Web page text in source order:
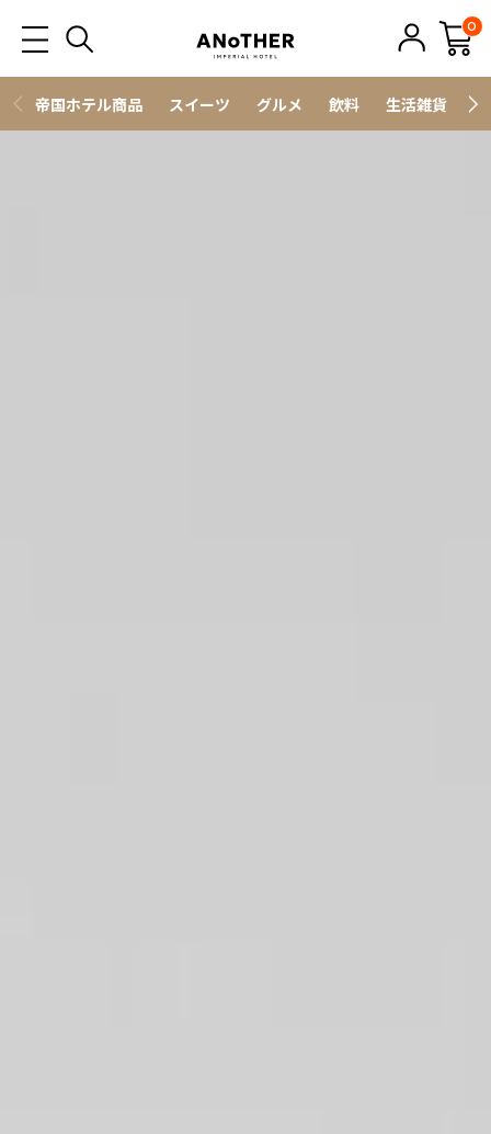
0
帝国ホテル商品 スイーツ グルメ 飲料 生活雑貨